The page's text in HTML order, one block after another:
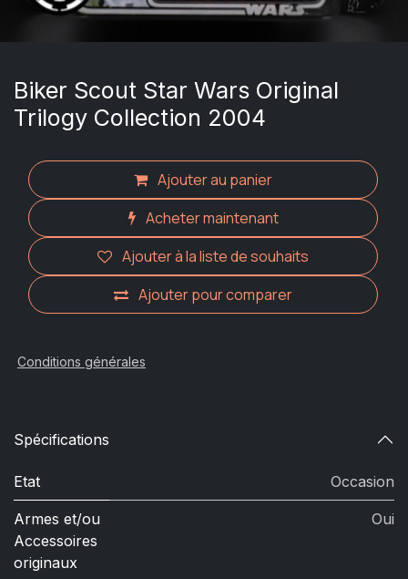
Biker Scout Star Wars Original
Trilogy Collection 2004
Ajouter au panier
Acheter maintenant
Ajouter pour comparer
Ajouter à la liste de souhaits
Conditions générales
Spécifications
Etat Occasion
Armes et/ou
Accessoires
originaux
Oui